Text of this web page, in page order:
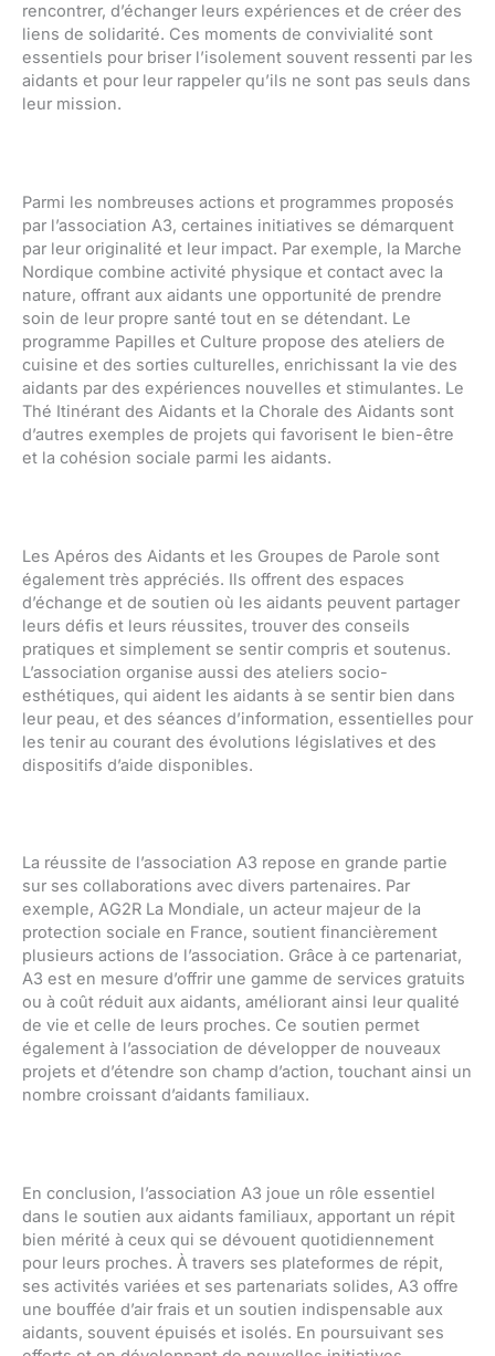
rencontrer, d’échanger leurs expériences et de créer des
liens de solidarité. Ces moments de convivialité sont
essentiels pour briser l’isolement souvent ressenti par les
aidants et pour leur rappeler qu’ils ne sont pas seuls dans
leur mission.
Parmi les nombreuses actions et programmes proposés
par l’association A3, certaines initiatives se démarquent
par leur originalité et leur impact. Par exemple, la Marche
Nordique combine activité physique et contact avec la
nature, offrant aux aidants une opportunité de prendre
soin de leur propre santé tout en se détendant. Le
programme Papilles et Culture propose des ateliers de
cuisine et des sorties culturelles, enrichissant la vie des
aidants par des expériences nouvelles et stimulantes. Le
Thé Itinérant des Aidants et la Chorale des Aidants sont
d’autres exemples de projets qui favorisent le bien-être
et la cohésion sociale parmi les aidants.
Les Apéros des Aidants et les Groupes de Parole sont
également très appréciés. Ils offrent des espaces
d’échange et de soutien où les aidants peuvent partager
leurs défis et leurs réussites, trouver des conseils
pratiques et simplement se sentir compris et soutenus.
L’association organise aussi des ateliers socio-
esthétiques, qui aident les aidants à se sentir bien dans
leur peau, et des séances d’information, essentielles pour
les tenir au courant des évolutions législatives et des
dispositifs d’aide disponibles.
La réussite de l’association A3 repose en grande partie
sur ses collaborations avec divers partenaires. Par
exemple, AG2R La Mondiale, un acteur majeur de la
protection sociale en France, soutient financièrement
plusieurs actions de l’association. Grâce à ce partenariat,
A3 est en mesure d’offrir une gamme de services gratuits
ou à coût réduit aux aidants, améliorant ainsi leur qualité
de vie et celle de leurs proches. Ce soutien permet
également à l’association de développer de nouveaux
projets et d’étendre son champ d’action, touchant ainsi un
nombre croissant d’aidants familiaux.
En conclusion, l’association A3 joue un rôle essentiel
dans le soutien aux aidants familiaux, apportant un répit
bien mérité à ceux qui se dévouent quotidiennement
pour leurs proches. À travers ses plateformes de répit,
ses activités variées et ses partenariats solides, A3 offre
une bouffée d’air frais et un soutien indispensable aux
aidants, souvent épuisés et isolés. En poursuivant ses